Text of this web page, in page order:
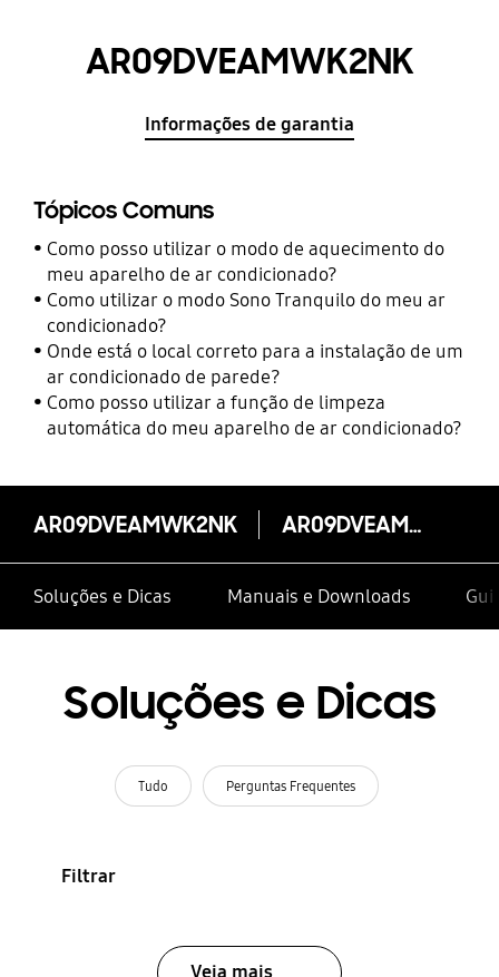
AR09DVEAMWK2NK
Informações de garantia
Tópicos Comuns
Como posso utilizar o modo de aquecimento do
meu aparelho de ar condicionado?
Como utilizar o modo Sono Tranquilo do meu ar
condicionado?
Onde está o local correto para a instalação de um
ar condicionado de parede?
Como posso utilizar a função de limpeza
automática do meu aparelho de ar condicionado?
AR09DVEAMWK2NK AR09DVEAMWK2NK
Soluções e Dicas Manuais e Downloads
Soluções e Dicas
Tudo Perguntas Frequentes
Filtrar
Veja mais